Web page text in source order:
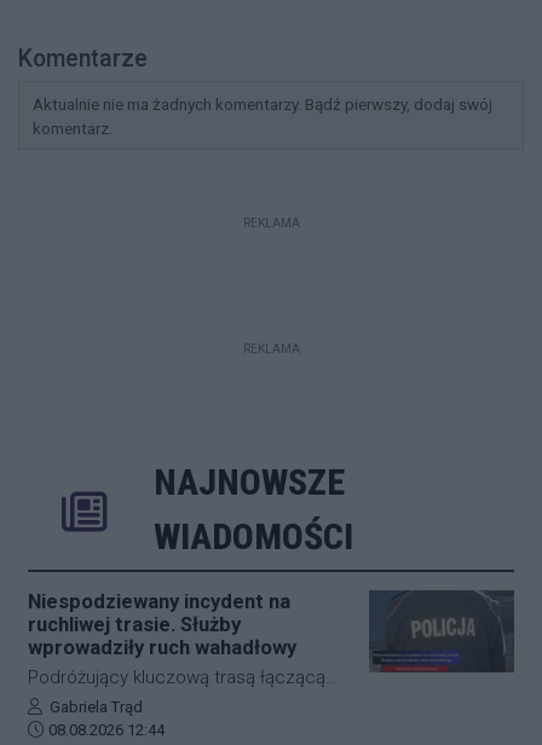
Komentarze
Aktualnie nie ma żadnych komentarzy. Bądź pierwszy, dodaj swój
komentarz.
REKLAMA
REKLAMA
NAJNOWSZE
WIADOMOŚCI
Niespodziewany incydent na
ruchliwej trasie. Służby
wprowadziły ruch wahadłowy
Podróżujący kluczową trasą łączącą
Jasło z Gorlicami muszą uzbroić się w
cierpliwość. Niespodziewane
Autor artykułu:
Gabriela Trąd
Data dodania artykułu:
08.08.2026 12:44